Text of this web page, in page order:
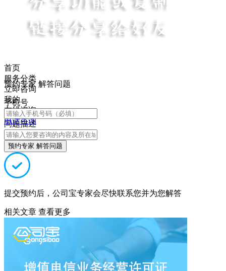
首页
服务分类
立即咨询
我的
在线咨询
电话咨询
预约专家 解答问题
手机号
问题描述
预约专家 解答问题
提交预约后，公司宝专家会尽快联系您并为您解答
相关文章 查看更多